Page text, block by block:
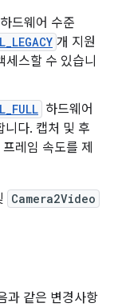
드웨어 수준
개 지원
세스할 수 있습니
하드웨어
니다. 캡처 및 후
레임 속도를 제
Camera2Video
과 같은 변경사항